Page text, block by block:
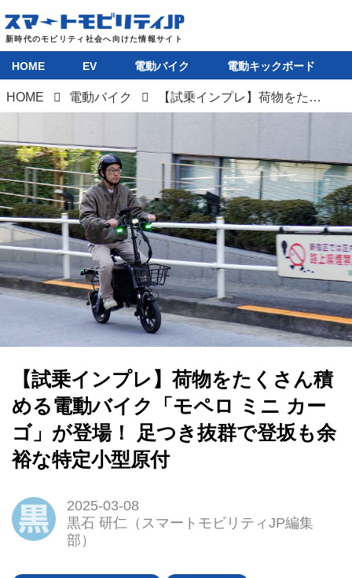
EV
HOME EV 電動バイク 電動キックボード
HOME 電動バイク 【試乗インプレ】荷物をたくさん積める電動バイク「モペロ ミニ カーゴ」が登場！ 足つき抜群で登坂も余裕な特定小型原付
【試乗インプレ】荷物をたくさん積
める電動バイク「モペロ ミニ カー
ゴ」が登場！ 足つき抜群で登坂も余
裕な特定小型原付
2025-03-08
黒石 研仁（スマートモビリティJP編集
部）